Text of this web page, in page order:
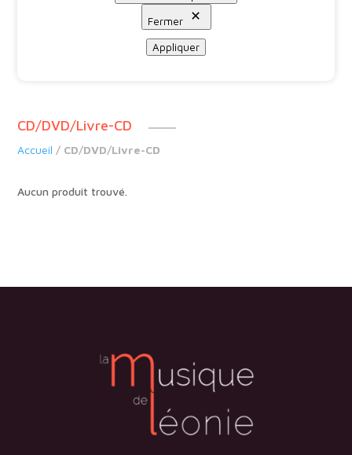
CD/DVD/Livre-CD
Accueil / CD/DVD/Livre-CD
Aucun produit trouvé.
Fermer
Appliquer